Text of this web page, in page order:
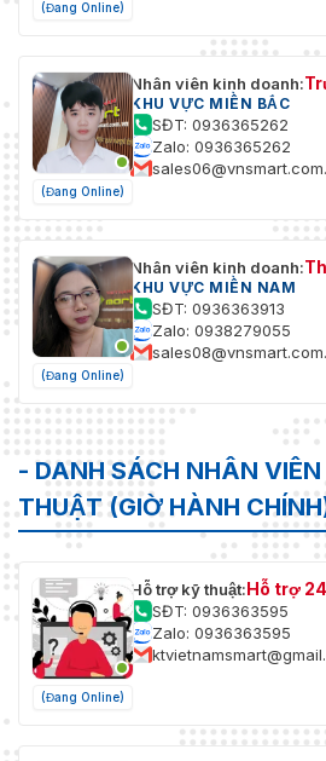
(Đang Online)
(Đang Online)
Nhân viên kinh doanh:
KHU VỰC MIỀN BẮC
SĐT: 0936365262
Zalo: 0936365262
(Đang Online)
Nhân viên kinh doanh:
KHU VỰC MIỀN NAM
SĐT: 0936363913
Zalo: 0938279055
- DANH SÁCH NHÂN
THUẬT (GIỜ HÀNH
(Đang Online)
Hỗ trợ kỹ thuật:Hỗ trợ
SĐT: 0936363595
Zalo: 0936363595